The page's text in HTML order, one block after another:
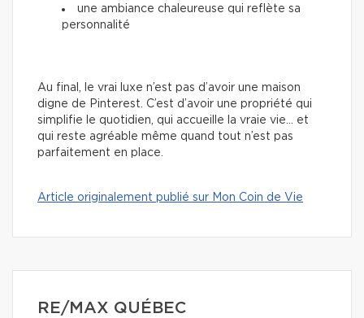
une ambiance chaleureuse qui reflète sa
personnalité
Au final, le vrai luxe n’est pas d’avoir une maison
digne de Pinterest. C’est d’avoir une propriété qui
simplifie le quotidien, qui accueille la vraie vie… et
qui reste agréable même quand tout n’est pas
parfaitement en place.
Article originalement publié sur Mon Coin de Vie
RE/MAX QUÉBEC